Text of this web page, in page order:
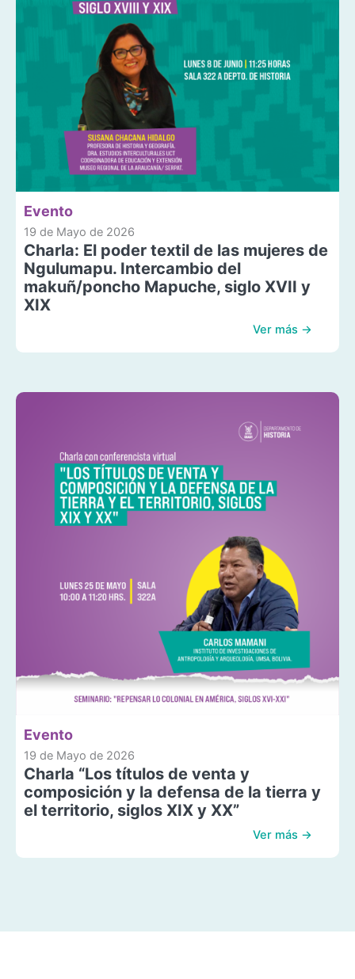
Evento
19 de Mayo de 2026
Charla: El poder textil de las mujeres de
Ngulumapu. Intercambio del
makuñ/poncho Mapuche, siglo XVII y
XIX
Ver más →
Evento
19 de Mayo de 2026
Charla “Los títulos de venta y
composición y la defensa de la tierra y
el territorio, siglos XIX y XX”
Ver más →